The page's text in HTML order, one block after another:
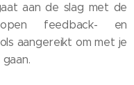
aan de slag met de
feedback- en
aangereikt om met je